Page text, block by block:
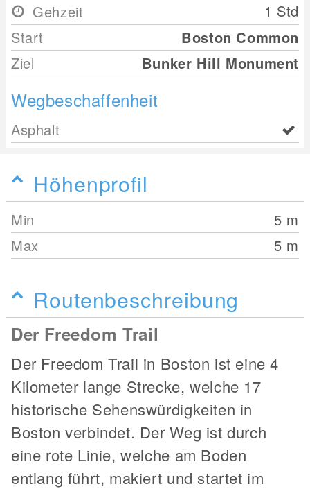
Gehzeit
1 Std
Start
Boston Common
Ziel
Bunker Hill Monument
Wegbeschaffenheit
Asphalt
Höhenprofil
Min 5 m
Max
5 m
Routenbeschreibung
Der Freedom Trail
Der Freedom Trail in Boston ist eine 4
Kilometer lange Strecke, welche 17
historische Sehenswürdigkeiten in
Boston verbindet. Der Weg ist durch
eine rote Linie, welche am Boden
entlang führt, makiert und startet im